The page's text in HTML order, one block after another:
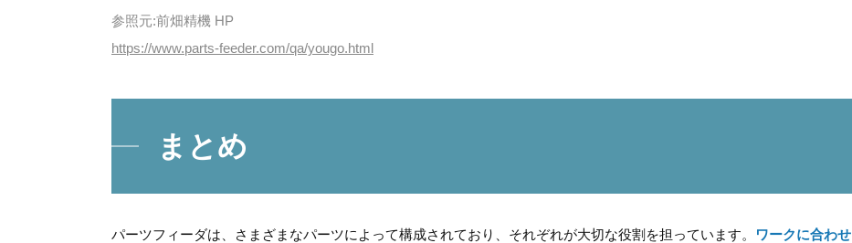
参照元:前畑精機 HP
https://www.parts-feeder.com/qa/yougo.html
まとめ
パーツフィーダは、さまざまなパーツによって構成されており、それぞれが大切な役割を担っています。
ワークに合わせ